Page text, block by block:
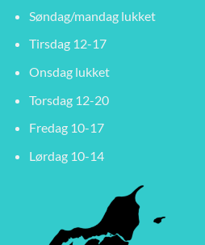
Søndag/mandag lukket
Tirsdag 12-17
Onsdag lukket
Torsdag 12-20
Fredag 10-17
Lørdag 10-14